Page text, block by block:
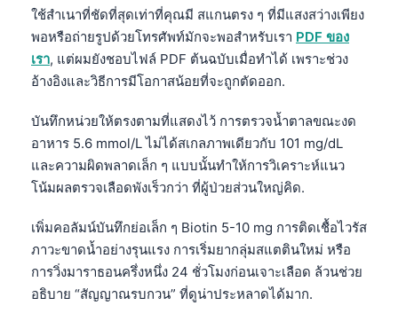
ใช้สำเนาที่ชัดที่สุดเท่าที่คุณมี สแกนตรง ๆ ที่มีแสงสว่างเพียง
พอหรือถ่ายรูปด้วยโทรศัพท์มักจะพอสำหรับเรา PDF ของ
เรา, แต่ผมยังชอบไฟล์ PDF ต้นฉบับเมื่อทำได้ เพราะช่วง
อ้างอิงและวิธีการมีโอกาสน้อยที่จะถูกตัดออก.
บันทึกหน่วยให้ตรงตามที่แสดงไว้ การตรวจน้ำตาลขณะงด
อาหาร 5.6 mmol/L ไม่ได้สเกลภาพเดียวกับ 101 mg/dL
และความผิดพลาดเล็ก ๆ แบบนั้นทำให้การวิเคราะห์แนว
โน้มผลตรวจเลือดพังเร็วกว่า ที่ผู้ป่วยส่วนใหญ่คิด.
เพิ่มคอลัมน์บันทึกย่อเล็ก ๆ Biotin 5-10 mg การติดเชื้อไวรัส
ภาวะขาดน้ำอย่างรุนแรง การเริ่มยากลุ่มสแตตินใหม่ หรือ
การวิ่งมาราธอนครึ่งหนึ่ง 24 ชั่วโมงก่อนเจาะเลือด ล้วนช่วย
อธิบาย “สัญญาณรบกวน” ที่ดูน่าประหลาดได้มาก.